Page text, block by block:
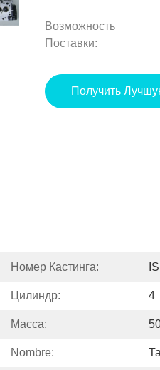
Возможность
Поставки:
Получить
Номер Кастинга:
Цилиндр: 4
Масса:
Nombre: